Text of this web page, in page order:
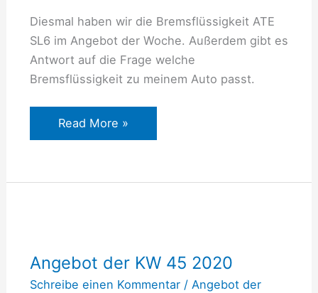
Diesmal haben wir die Bremsflüssigkeit ATE
SL6 im Angebot der Woche. Außerdem gibt es
Antwort auf die Frage welche
Bremsflüssigkeit zu meinem Auto passt.
Read More »
Angebot der KW 45 2020
Schreibe einen Kommentar / Angebot der
KW
45